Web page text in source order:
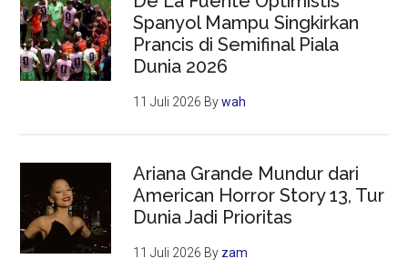
Spanyol Mampu Singkirkan
Prancis di Semifinal Piala
Dunia 2026
11 Juli 2026 Bywah
Ariana Grande Mundur dari
American Horror Story 13, Tur
Dunia Jadi Prioritas
11 Juli 2026 By zam